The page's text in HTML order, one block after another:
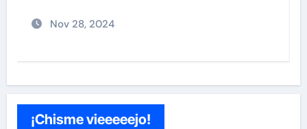
Nov 28, 2024
¡Chisme vieeeeejo!